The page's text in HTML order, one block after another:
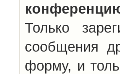
Только
сообщения
форму, и